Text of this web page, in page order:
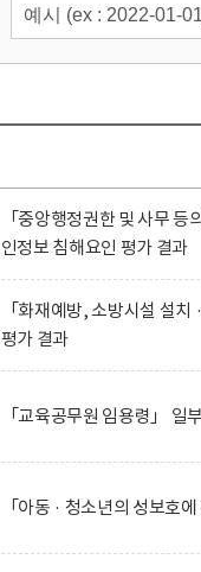
「중앙행정권한 및 사무
인정보 침해요인 평가 결과
「화재예방, 소방시설 설
평가 결과
「교육공무원 임용령」 일
「아동 · 청소년의 성보호